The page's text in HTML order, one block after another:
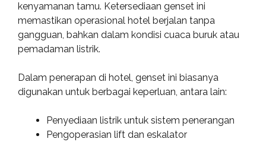
kenyamanan tamu. Ketersediaan genset ini
memastikan operasional hotel berjalan tanpa
gangguan, bahkan dalam kondisi cuaca buruk atau
pemadaman listrik.
Dalam penerapan di hotel, genset ini biasanya
digunakan untuk berbagai keperluan, antara lain:
Penyediaan listrik untuk sistem penerangan
Pengoperasian lift dan eskalator